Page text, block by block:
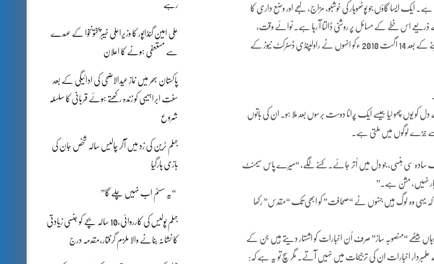
رہے
علی امین گنڈاپور کا وزیراعلیٰ خیبرپختونخوا کے عہدے
سے مستعفی ہونے کا اعلان
پاکستان بھر میں نمازِ عیدالاضحی کی ادائیگی کے بعد
سنتِ ابراہیمی کو زندہ رکھتے ہوئے قربانی کا سلسلہ
شروع
جہلم ٹرین کی زد میں آکر چالیس سالہ شخص جان کی
بازی ہارگیا
“یہ سسٹم اب نہیں چلے گا”
جہلم پولیس کی کارروائی،10 سالہ بچے کو جنسی زیادتی
کا نشانہ بنانے والا ملزم گرفتار،مقدمہ درج
ایسا گاؤں جو پوٹھوہار کی خوشبو، مزاج، لہجے اور وضع داری کا
شخص 1991ء سے اپنی قلمی کاوشوں کے ذریعے اس خطے کے مسائل پر روشنی ڈالتا آ رہا ہے۔ نوائے وقت،
روزنامہ صحافت اسلام آباد اور روزنامہ اساس جیسے اخبارات میں خدمات انجام دینے کے بعد 14 اگست 2010 ءکو انہوں نے راولپنڈی ڈسٹرکٹ نیوز کے
کو یوں چھو لیا جیسے ایک پُرانا دوست برسوں بعد ملا ہو۔ ان کی باتوں
جُڑے لوگوں میں ملتی ہے۔
سادہ سی ہنسی، جو دل میں اُتر جائے۔ کہنے لگے، “میرے پاس سیمنٹ
نہیں، مشن ہے۔”
یہی وہ لوگ ہیں جنہوں نے “صحافت” کو ابھی تک “مقدس” رکھا
وہاں بیٹھے “منصوبہ ساز” صرف اُن اخبارات کو اشتہار دیتے ہیں جن کے
علمبردار اخبارات ان کی ترجیحات میں نہیں آتے۔ مگر سچ تو یہ ہے کہ: